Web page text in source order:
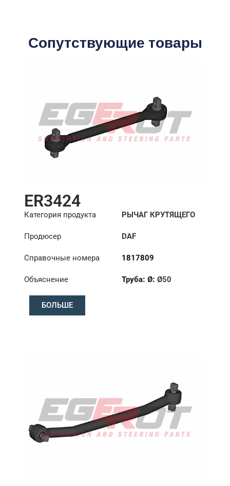
Сопутствующие товары
ER3424
Категория продукта
РЫЧАГ КРУТЯЩЕГО
Продюсер
DAF
Справочные номера 1817809
Объяснение Труба: Ø: Ø50
БОЛЬШЕ